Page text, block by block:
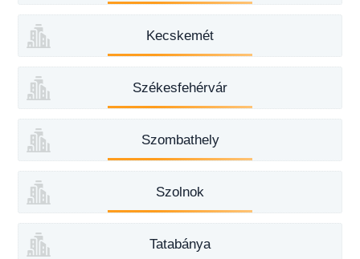
Kecskemét
Székesfehérvár
Szombathely
Szolnok
Tatabánya